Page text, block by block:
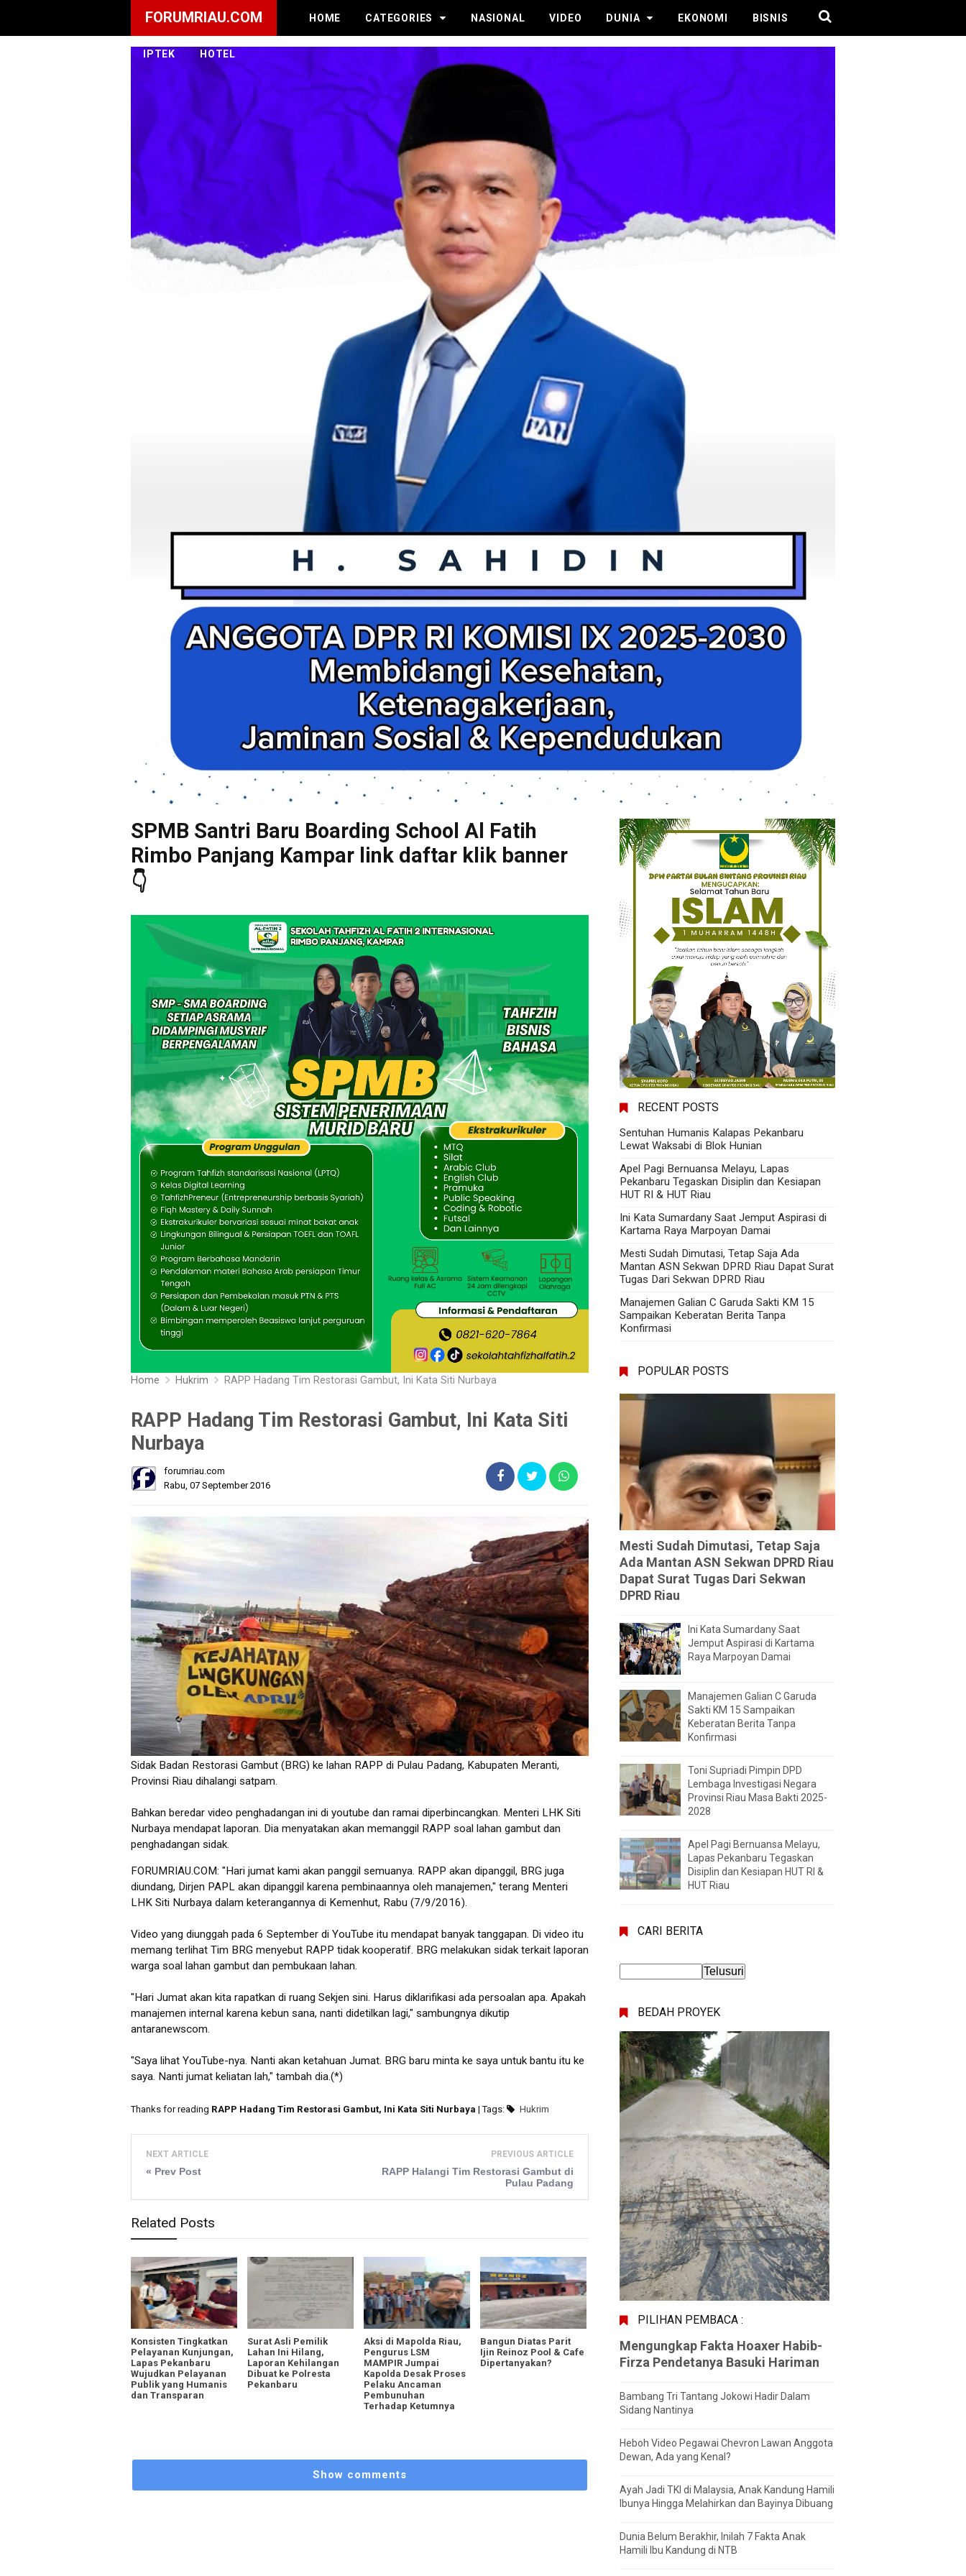
FORUMRIAU.COM HOME CATEGORIES NASIONAL VIDEO DUNIA EKONOMI BISNIS
IPTEK HOTEL
SPMB Santri Baru Boarding School Al Fatih
Rimbo Panjang Kampar link daftar klik banner
👇
Home Hukrim RAPP Hadang Tim Restorasi Gambut, Ini Kata Siti Nurbaya
RAPP Hadang Tim Restorasi Gambut, Ini Kata Siti
Nurbaya
forumriau.com
Rabu, 07 September 2016
Sidak Badan Restorasi Gambut (BRG) ke lahan RAPP di Pulau Padang, Kabupaten Meranti,
Provinsi Riau dihalangi satpam.
Bahkan beredar video penghadangan ini di youtube dan ramai diperbincangkan. Menteri LHK Siti
Nurbaya mendapat laporan. Dia menyatakan akan memanggil RAPP soal lahan gambut dan
penghadangan sidak.
FORUMRIAU.COM: "Hari jumat kami akan panggil semuanya. RAPP akan dipanggil, BRG juga
diundang, Dirjen PAPL akan dipanggil karena pembinaannya oleh manajemen," terang Menteri
LHK Siti Nurbaya dalam keterangannya di Kemenhut, Rabu (7/9/2016).
Video yang diunggah pada 6 September di YouTube itu mendapat banyak tanggapan. Di video itu
memang terlihat Tim BRG menyebut RAPP tidak kooperatif. BRG melakukan sidak terkait laporan
warga soal lahan gambut dan pembukaan lahan.
"Hari Jumat akan kita rapatkan di ruang Sekjen sini. Harus diklarifikasi ada persoalan apa. Apakah
manajemen internal karena kebun sana, nanti didetilkan lagi," sambungnya dikutip
antaranewscom.
"Saya lihat YouTube-nya. Nanti akan ketahuan Jumat. BRG baru minta ke saya untuk bantu itu ke
saya. Nanti jumat keliatan lah," tambah dia.(*)
Thanks for reading RAPP Hadang Tim Restorasi Gambut, Ini Kata Siti Nurbaya | Tags: Hukrim
NEXT ARTICLE
« Prev Post
PREVIOUS ARTICLE
RAPP Halangi Tim Restorasi Gambut di
Pulau Padang
Related Posts
Konsisten Tingkatkan
Pelayanan Kunjungan,
Lapas Pekanbaru
Wujudkan Pelayanan
Publik yang Humanis
dan Transparan
Surat Asli Pemilik
Lahan Ini Hilang,
Laporan Kehilangan
Dibuat ke Polresta
Pekanbaru
Aksi di Mapolda Riau,
Pengurus LSM
MAMPIR Jumpai
Kapolda Desak Proses
Pelaku Ancaman
Pembunuhan
Terhadap Ketumnya
Bangun Diatas Parit
Ijin Reinoz Pool & Cafe
Dipertanyakan?
Show comments
RECENT POSTS
Sentuhan Humanis Kalapas Pekanbaru
Lewat Waksabi di Blok Hunian
Apel Pagi Bernuansa Melayu, Lapas
Pekanbaru Tegaskan Disiplin dan Kesiapan
HUT RI & HUT Riau
Ini Kata Sumardany Saat Jemput Aspirasi di
Kartama Raya Marpoyan Damai
Mesti Sudah Dimutasi, Tetap Saja Ada
Mantan ASN Sekwan DPRD Riau Dapat Surat
Tugas Dari Sekwan DPRD Riau
Manajemen Galian C Garuda Sakti KM 15
Sampaikan Keberatan Berita Tanpa
Konfirmasi
POPULAR POSTS
Mesti Sudah Dimutasi, Tetap Saja
Ada Mantan ASN Sekwan DPRD Riau
Dapat Surat Tugas Dari Sekwan
DPRD Riau
Ini Kata Sumardany Saat
Jemput Aspirasi di Kartama
Raya Marpoyan Damai
Manajemen Galian C Garuda
Sakti KM 15 Sampaikan
Keberatan Berita Tanpa
Konfirmasi
Toni Supriadi Pimpin DPD
Lembaga Investigasi Negara
Provinsi Riau Masa Bakti 2025-
2028
Apel Pagi Bernuansa Melayu,
Lapas Pekanbaru Tegaskan
Disiplin dan Kesiapan HUT RI &
HUT Riau
CARI BERITA
BEDAH PROYEK
PILIHAN PEMBACA :
Mengungkap Fakta Hoaxer Habib-
Firza Pendetanya Basuki Hariman
Bambang Tri Tantang Jokowi Hadir Dalam
Sidang Nantinya
Heboh Video Pegawai Chevron Lawan Anggota
Dewan, Ada yang Kenal?
Ayah Jadi TKI di Malaysia, Anak Kandung Hamili
Ibunya Hingga Melahirkan dan Bayinya Dibuang
Dunia Belum Berakhir, Inilah 7 Fakta Anak
Hamili Ibu Kandung di NTB